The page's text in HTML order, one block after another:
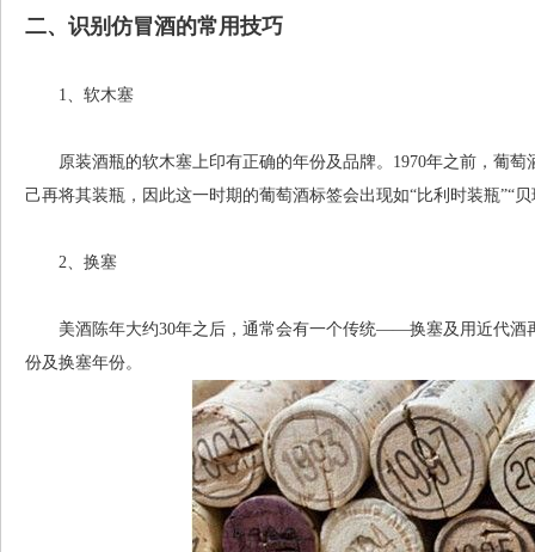
二、识别仿冒酒的常用技巧
1、软木塞
原装酒瓶的软木塞上印有正确的年份及品牌。1970年之前，葡萄
己再将其装瓶，因此这一时期的葡萄酒标签会出现如“比利时装瓶”“
2、换塞
美酒陈年大约30年之后，通常会有一个传统——换塞及用近代酒
份及换塞年份。